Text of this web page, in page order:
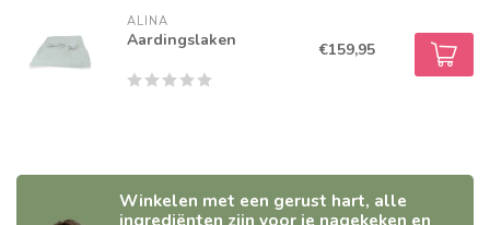
ALINA
Aardingslaken €159,95
Winkelen met een gerust hart, alle
ingrediënten zijn voor je nagekeken en